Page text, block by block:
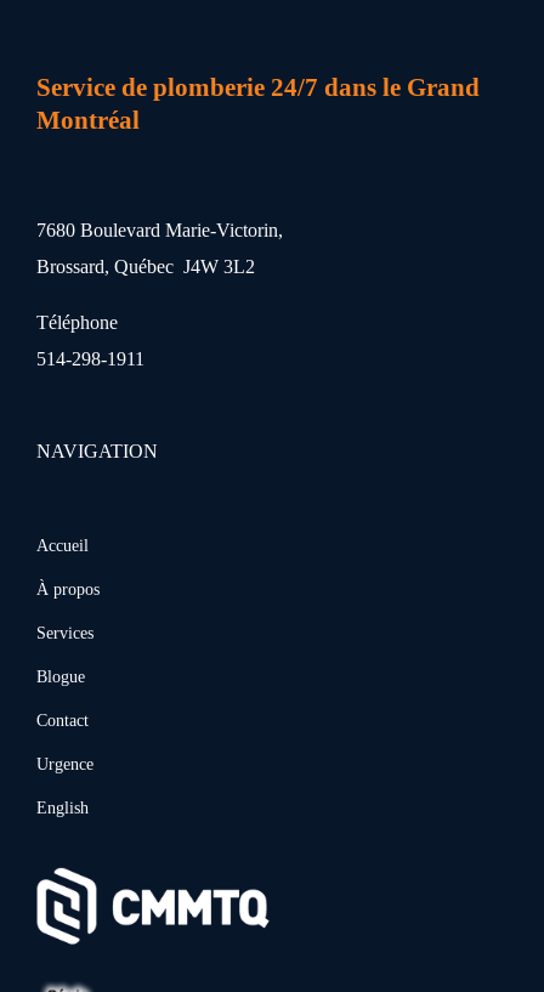
Service de plomberie 24/7 dans le Grand
Montréal
7680 Boulevard Marie-Victorin,
Brossard, Québec J4W 3L2
Téléphone
514-298-1911
NAVIGATION
Accueil
À propos
Services
Blogue
Contact
Urgence
English